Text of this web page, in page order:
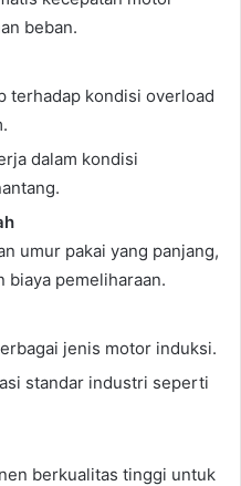
beban.
terhadap kondisi overload
dalam kondisi
umur pakai yang panjang,
pemeliharaan.
jenis motor induksi.
standar industri seperti
berkualitas tinggi untuk